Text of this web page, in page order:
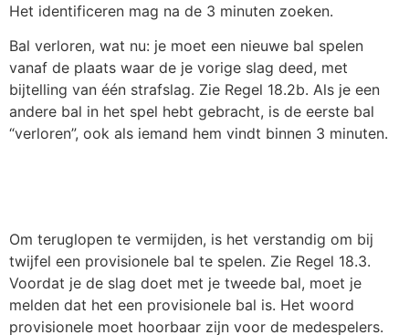
Het identificeren mag na de 3 minuten zoeken.
Bal verloren, wat nu: je moet een nieuwe bal spelen
vanaf de plaats waar de je vorige slag deed, met
bijtelling van één strafslag. Zie Regel 18.2b. Als je een
andere bal in het spel hebt gebracht, is de eerste bal
“verloren”, ook als iemand hem vindt binnen 3 minuten.
Om teruglopen te vermijden, is het verstandig om bij
twijfel een provisionele bal te spelen. Zie Regel 18.3.
Voordat je de slag doet met je tweede bal, moet je
melden dat het een provisionele bal is. Het woord
provisionele moet hoorbaar zijn voor de medespelers.